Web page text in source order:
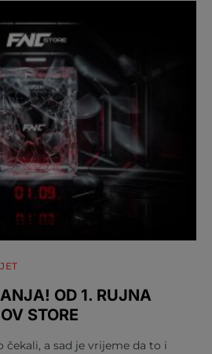
OD 1. RUJNA
STORE
čekali, a sad je vrijeme da to i